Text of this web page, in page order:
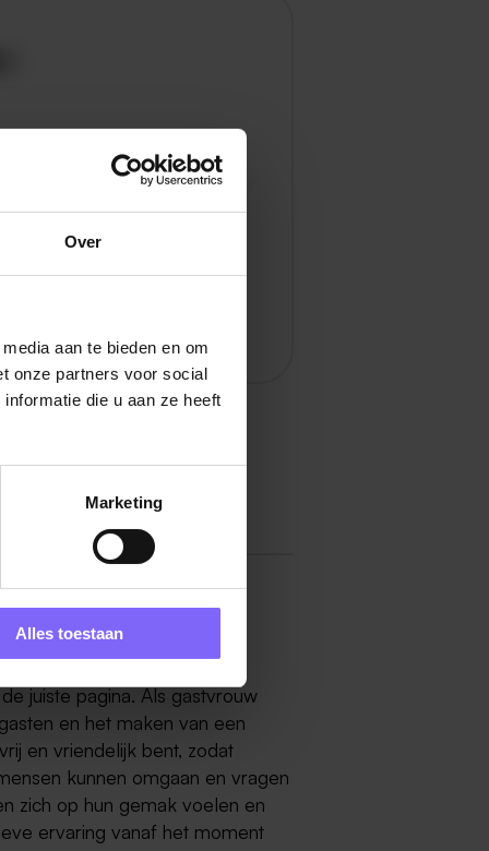
Over
aan te bieden en om
onze partners voor social
die u aan ze heeft
Marketing
Alles toestaan
juiste pagina. Als gastvrouw
en het maken van een
en vriendelijk bent, zodat
kunnen omgaan en vragen
zich op hun gemak voelen en
ervaring vanaf het moment